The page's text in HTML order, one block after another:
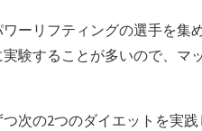
ーリフティングの選手を
験することが多いので、マ
次の2つのダイエットを実践